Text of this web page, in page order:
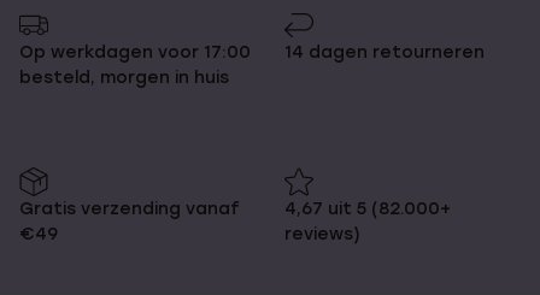
Op werkdagen voor 17:00
besteld, morgen in huis
14 dagen retourneren
Gratis verzending vanaf
€49
4,67 uit 5 (82.000+
reviews)